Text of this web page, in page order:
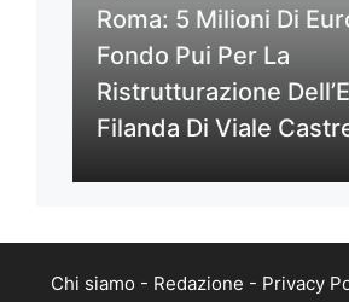
Roma: 5 Milioni Di
Fondo Pui Per La
Ristrutturazione
Filanda Di Viale
Chi siamo - Redazione - Privacy